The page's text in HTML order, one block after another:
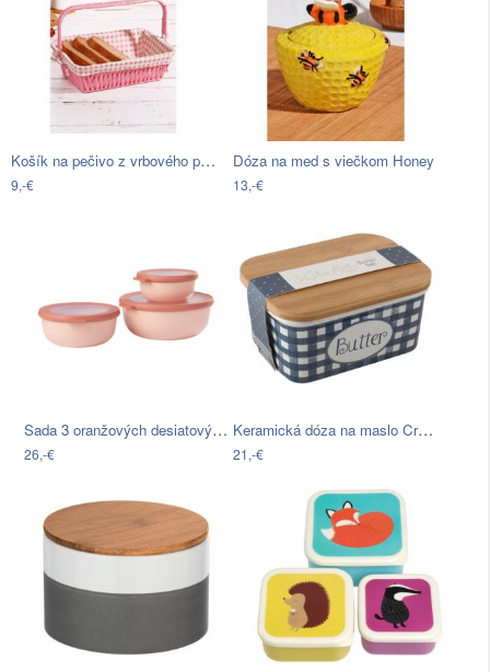
Košík na pečivo z vrbového prútia Logan…
9,-€
Dóza na med s viečkom Honey
13,-€
Sada 3 oranžových desiatových nádob…
26,-€
Keramická dóza na maslo Creative Tops…
21,-€